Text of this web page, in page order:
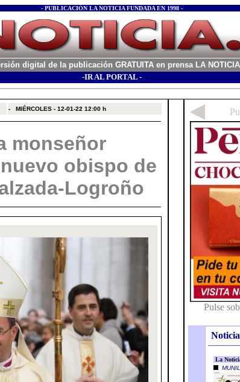
- PUBLICACIÓN LA NOTICIA FUNDADA EN 1998 -
digital de la publicación GRATUITA en prensa LA
-IR AL PORTAL -
- MIÉRCOLES - 12-01-22 12:00 h
monseñor
obispo de
Logroño